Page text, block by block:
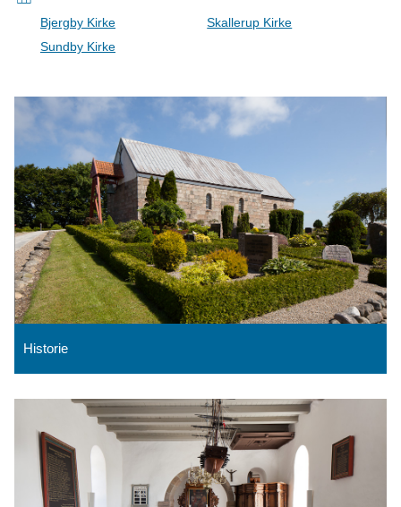
Bjergby Kirke
Skallerup Kirke
Sundby Kirke
Historie